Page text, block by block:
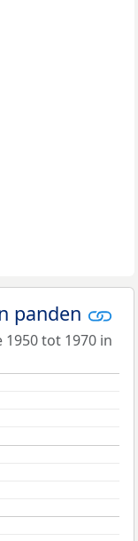
panden
tot 1970 in